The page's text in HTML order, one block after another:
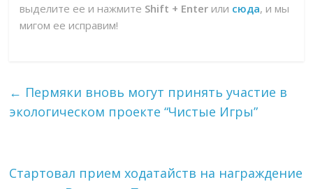
выделите ее и нажмите Shift + Enter или сюда, и мы
мигом ее исправим!
← Пермяки вновь могут принять участие в
экологическом проекте “Чистые Игры”
Стартовал прием ходатайств на награждение